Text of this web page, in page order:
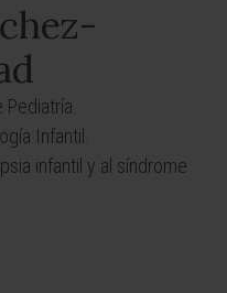
Infantil.
infantil y al síndrome